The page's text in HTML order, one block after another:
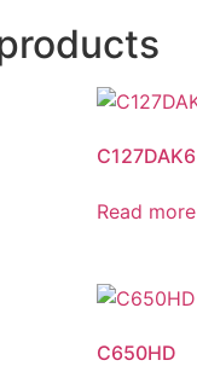
C127DAK6
Read more
C650HD